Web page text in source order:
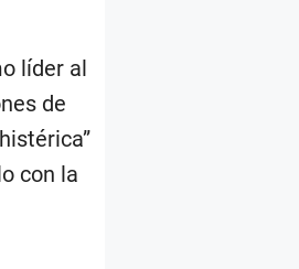
líder al
de
con la